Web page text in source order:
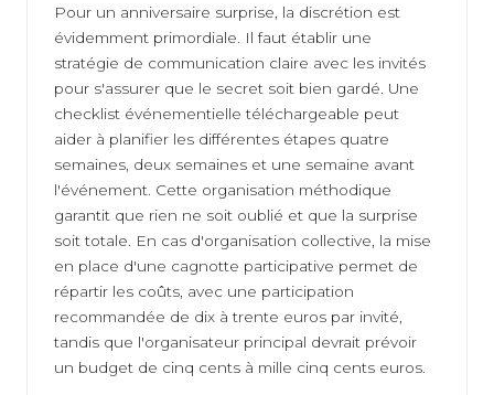
Pour un anniversaire surprise, la discrétion est
évidemment primordiale. Il faut établir une
stratégie de communication claire avec les invités
pour s'assurer que le secret soit bien gardé. Une
checklist événementielle téléchargeable peut
aider à planifier les différentes étapes quatre
semaines, deux semaines et une semaine avant
l'événement. Cette organisation méthodique
garantit que rien ne soit oublié et que la surprise
soit totale. En cas d'organisation collective, la mise
en place d'une cagnotte participative permet de
répartir les coûts, avec une participation
recommandée de dix à trente euros par invité,
tandis que l'organisateur principal devrait prévoir
un budget de cinq cents à mille cinq cents euros.